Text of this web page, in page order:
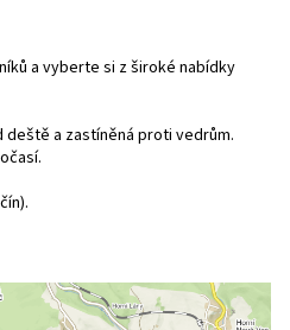
a vyberte si z široké nabídky
a zastíněná proti vedrům.